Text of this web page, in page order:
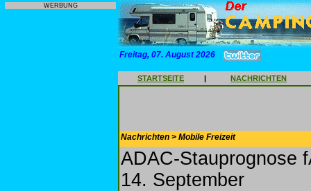
WERBUNG
Freitag, 07. August 2026
STARTSEITE | NACHRICHTEN
Nachrichten > Mobile Freizeit
ADAC-Stauprognose
14. September